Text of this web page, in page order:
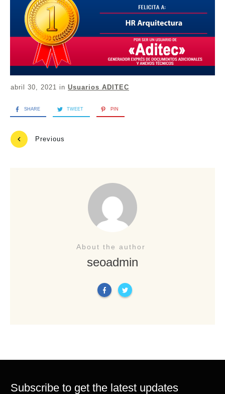
abril 30, 2021 in Usuarios ADITEC
SHARE TWEET PIN
Previous
About the author
seoadmin
Subscribe to get the latest updates